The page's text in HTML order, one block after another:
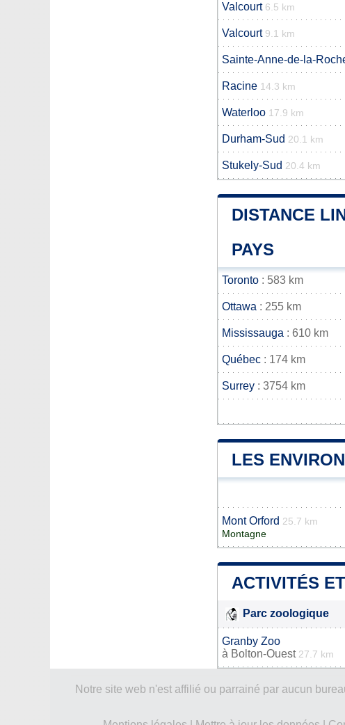
Valcourt 6.5 km
Valcourt 9.1 km
Sainte-Anne-de-la-
Racine 14.3 km
Waterloo 17.9 km
Durham-Sud 20.1 km
Stukely-Sud 20.4 km
DISTANCE
PAYS
Toronto : 583 km
Ottawa : 255 km
Mississauga : 610 km
Québec : 174 km
Surrey : 3754 km
LES
Mont Orford 25.7 km
Montagne
ACTIVITÉS
Parc zoologique
Granby Zoo
à Bolton-Ouest 27.7 km
Notre site web n'est affilié ou parrainé par aucun